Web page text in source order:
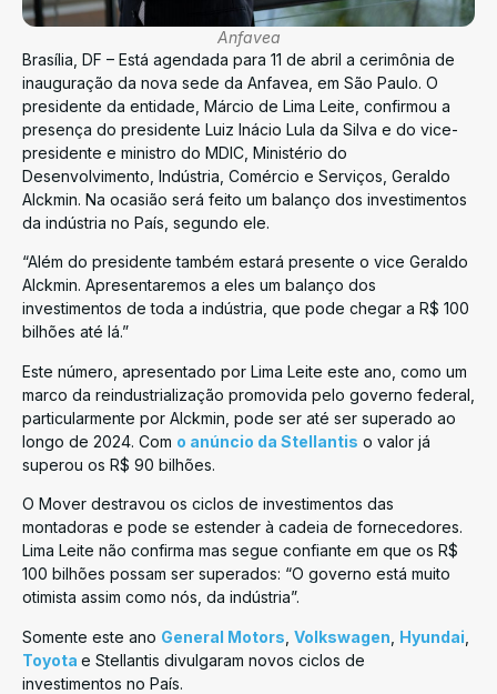
Anfavea
Brasília, DF – Está agendada para 11 de abril a cerimônia de
inauguração da nova sede da Anfavea, em São Paulo. O
presidente da entidade, Márcio de Lima Leite, confirmou a
presença do presidente Luiz Inácio Lula da Silva e do vice-
presidente e ministro do MDIC, Ministério do
Desenvolvimento, Indústria, Comércio e Serviços, Geraldo
Alckmin. Na ocasião será feito um balanço dos investimentos
da indústria no País, segundo ele.
“Além do presidente também estará presente o vice Geraldo
Alckmin. Apresentaremos a eles um balanço dos
investimentos de toda a indústria, que pode chegar a R$ 100
bilhões até lá.”
Este número, apresentado por Lima Leite este ano, como um
marco da reindustrialização promovida pelo governo federal,
particularmente por Alckmin, pode ser até ser superado ao
longo de 2024. Com o anúncio da Stellantis o valor já
superou os R$ 90 bilhões.
O Mover destravou os ciclos de investimentos das
montadoras e pode se estender à cadeia de fornecedores.
Lima Leite não confirma mas segue confiante em que os R$
100 bilhões possam ser superados: “O governo está muito
otimista assim como nós, da indústria”.
Somente este ano General Motors Volkswagen Hyundai
Toyota e Stellantis divulgaram novos ciclos de
investimentos no País.